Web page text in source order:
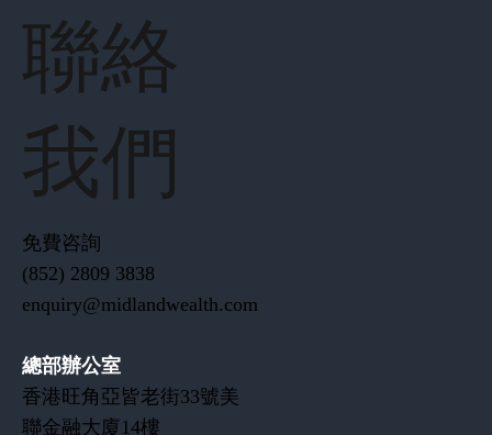
聯絡
我們
免費咨詢
(852) 2809 3838
enquiry@midlandwealth.com
總部辦公室
香港旺角亞皆老街33號美
聯金融大廈14樓